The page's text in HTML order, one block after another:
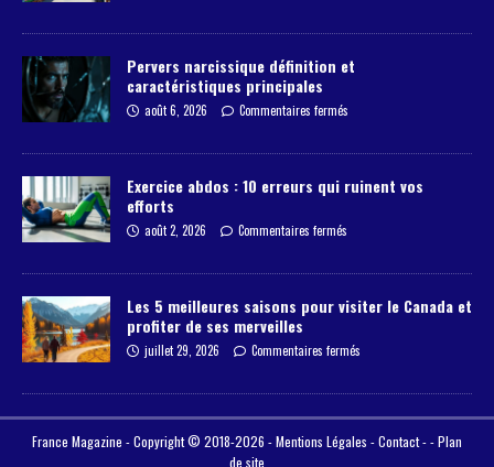
Pervers narcissique définition et
caractéristiques principales
août 6, 2026 Commentaires fermés
Exercice abdos : 10 erreurs qui ruinent vos
efforts
août 2, 2026 Commentaires fermés
Les 5 meilleures saisons pour visiter le Canada et
profiter de ses merveilles
juillet 29, 2026 Commentaires fermés
France Magazine - Copyright © 2018-2026 -Mentions Légales -Contact- -Plan
de site